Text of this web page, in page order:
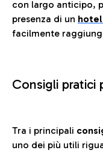
con largo anticipo,
presenza di un hotel
facilmente
Consigli pratici
Tra i principali
uno dei più utili